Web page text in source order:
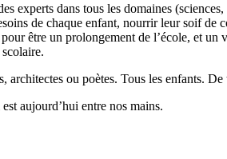
experts dans tous les domaines
de chaque enfant, nourrir leur soif
être un prolongement de l’école, et
ou poètes. Tous les enfants. De
aujourd’hui entre nos mains.